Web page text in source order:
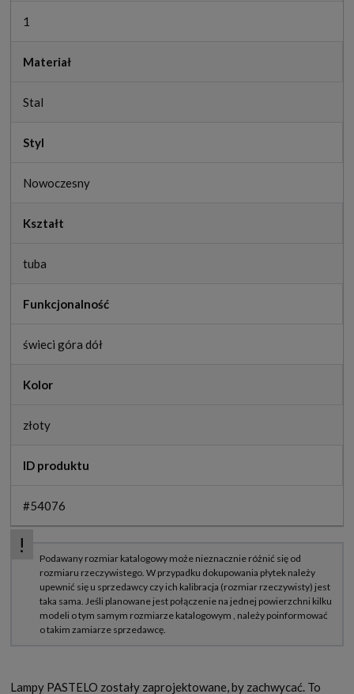
1
Materiał
Stal
Styl
Nowoczesny
Kształt
tuba
Funkcjonalność
świeci góra dół
Kolor
złoty
ID produktu
#54076
Lampy PASTELO zostały zaprojektowane, by zachwycać. To